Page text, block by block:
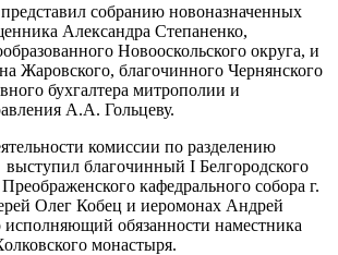
собранию новоназначенных
Александра Степаненко,
Новооскольского округа, и
Жаровского, благочинного Чернянского
бухгалтера митрополии и
А.А. Гольцеву.
комиссии по разделению
благочинный I Белгородского
кафедрального собора г.
Олег Кобец и иеромонах Андрей
обязанности наместника
монастыря.